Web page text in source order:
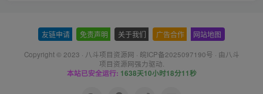
友链申请 免责声明 关于我们 广告合作 网站地图
Copyright © 2023 · 八斗项目资源网 · 皖ICP备2025097190号 · 由八斗
项目资源网强力驱动.
本站已安全运行: 1638天10小时18分11秒